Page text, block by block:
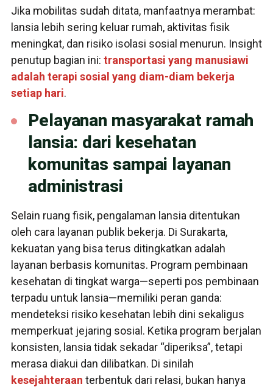
Jika mobilitas sudah ditata, manfaatnya merambat:
lansia lebih sering keluar rumah, aktivitas fisik
meningkat, dan risiko isolasi sosial menurun. Insight
penutup bagian ini: transportasi yang manusiawi
adalah terapi sosial yang diam-diam bekerja
setiap hari.
Pelayanan masyarakat ramah
lansia: dari kesehatan
komunitas sampai layanan
administrasi
Selain ruang fisik, pengalaman lansia ditentukan
oleh cara layanan publik bekerja. Di Surakarta,
kekuatan yang bisa terus ditingkatkan adalah
layanan berbasis komunitas. Program pembinaan
kesehatan di tingkat warga—seperti pos pembinaan
terpadu untuk lansia—memiliki peran ganda:
mendeteksi risiko kesehatan lebih dini sekaligus
memperkuat jejaring sosial. Ketika program berjalan
konsisten, lansia tidak sekadar “diperiksa”, tetapi
merasa diakui dan dilibatkan. Di sinilah
kesejahteraan terbentuk dari relasi, bukan hanya